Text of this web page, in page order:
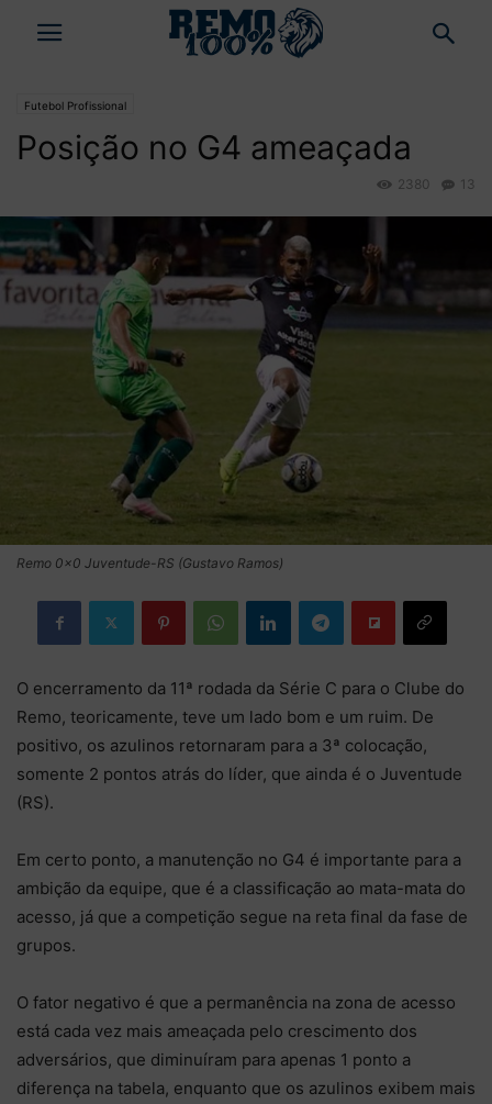
Futebol Profissional
Posição no G4 ameaçada
13
2380
Remo 0x0 Juventude-RS (Gustavo Ramos)
O encerramento da 11ª rodada da Série C para o Clube do
Remo, teoricamente, teve um lado bom e um ruim. De
positivo, os azulinos retornaram para a 3ª colocação,
somente 2 pontos atrás do líder, que ainda é o Juventude
(RS).
Em certo ponto, a manutenção no G4 é importante para a
ambição da equipe, que é a classificação ao mata-mata do
acesso, já que a competição segue na reta final da fase de
grupos.
O fator negativo é que a permanência na zona de acesso
está cada vez mais ameaçada pelo crescimento dos
adversários, que diminuíram para apenas 1 ponto a
diferença na tabela, enquanto que os azulinos exibem mais